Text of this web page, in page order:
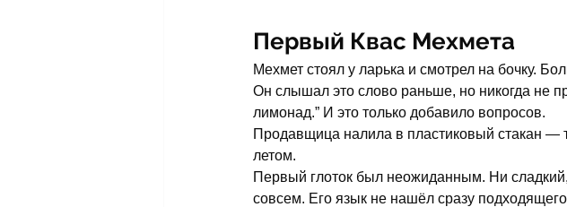
Первый Квас Мехмета
Мехмет стоял у ларька и смотрел на бочку.
Он слышал это слово раньше, но никогда не
лимонад.” И это только добавило вопросов.
Продавщица налила в пластиковый стакан —
летом.
Первый глоток был неожиданным. Ни
совсем. Его язык не нашёл сразу